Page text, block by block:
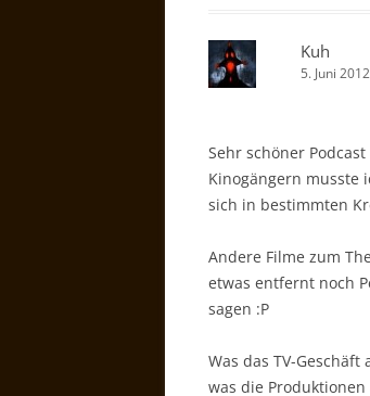
Kuh
5. Juni
Sehr schöner
Kinogängern musste
sich in bestimmten
Andere Filme zum
etwas entfernt noch
sagen :P
Was das TV-
was die